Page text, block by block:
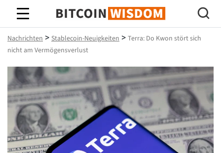
Bitcoin-Weisheit
Nachrichten > Stablecoin-Neuigkeiten > Terra: Do Kwon stört sich
nicht am Vermögensverlust